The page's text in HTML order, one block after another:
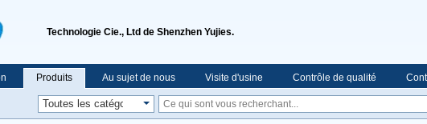
Technologie Cie., Ltd de Shenzhen Yujies.
Produits Au sujet de nous Visite d'usine Contrôle de qualité